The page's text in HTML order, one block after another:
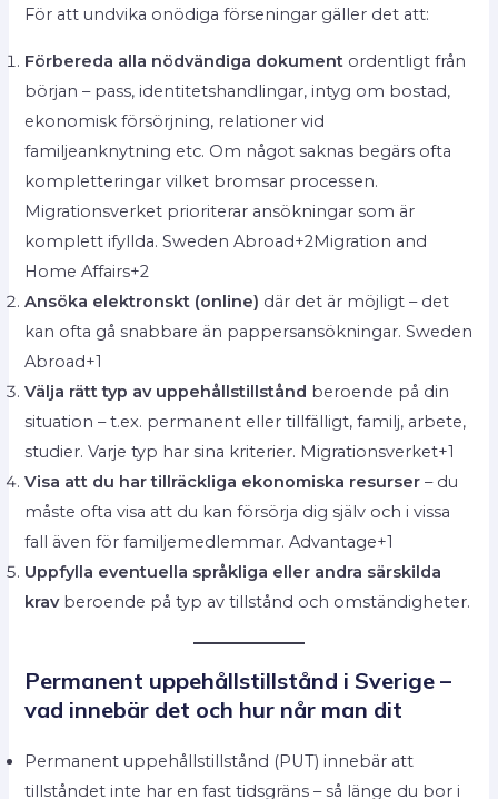
För att undvika onödiga förseningar gäller det att:
Förbereda alla nödvändiga dokument ordentligt från
början – pass, identitetshandlingar, intyg om bostad,
ekonomisk försörjning, relationer vid
familjeanknytning etc. Om något saknas begärs ofta
kompletteringar vilket bromsar processen.
Migrationsverket prioriterar ansökningar som är
komplett ifyllda. Sweden Abroad+2Migration and
Home Affairs+2
Ansöka elektronskt (online) där det är möjligt – det
kan ofta gå snabbare än pappersansökningar. Sweden
Abroad+1
Välja rätt typ av uppehållstillstånd beroende på din
situation – t.ex. permanent eller tillfälligt, familj, arbete,
studier. Varje typ har sina kriterier. Migrationsverket+1
Visa att du har tillräckliga ekonomiska resurser – du
måste ofta visa att du kan försörja dig själv och i vissa
fall även för familjemedlemmar. Advantage+1
Uppfylla eventuella språkliga eller andra särskilda
kravberoende på typ av tillstånd och omständigheter.
Permanent uppehållstillstånd i Sverige –
vad innebär det och hur når man dit
Permanent uppehållstillstånd (PUT) innebär att
tillståndet inte har en fast tidsgräns – så länge du bor i